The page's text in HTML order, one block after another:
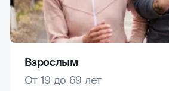
Взрослым
От 19 до 69 лет